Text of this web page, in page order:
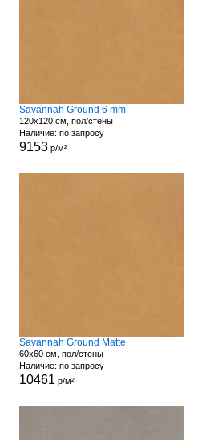
Savannah Ground 6 mm
120x120 см, пол/стены
Наличие: по запросу
9153р/м²
Savannah Ground Matte
60x60 см, пол/стены
Наличие: по запросу
10461 р/м²